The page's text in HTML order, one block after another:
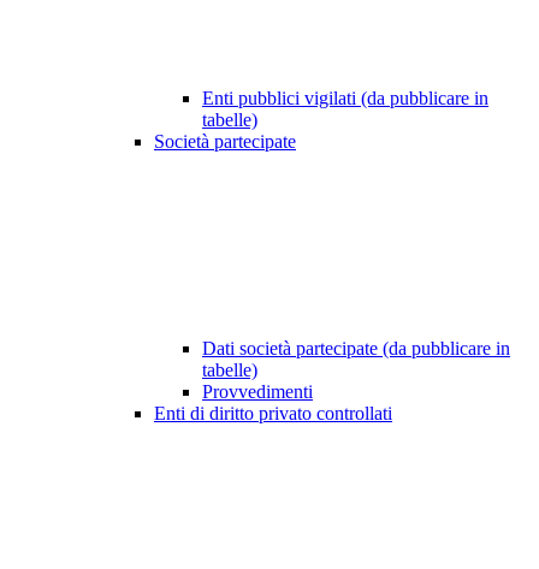
Enti pubblici vigilati (da pubblicare in
tabelle)
Società partecipate
Dati società partecipate (da pubblicare in
tabelle)
Provvedimenti
Enti di diritto privato controllati